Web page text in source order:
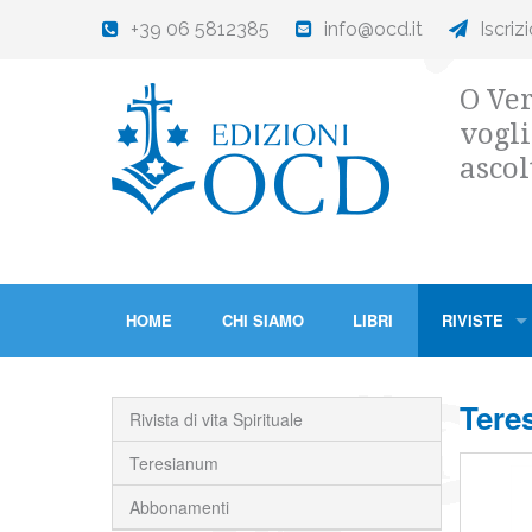
+39 06 5812385 info@ocd.it
O
HOME CHI SIAMO LIBRI RIVISTE
Rivista di vita Spirituale
Teresianum
Abbonamenti